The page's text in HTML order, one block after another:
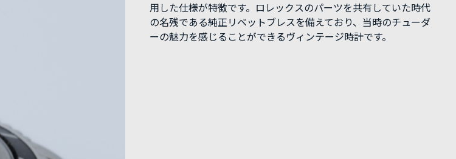
用した仕様が特徴です。ロレックスのパーツを共有していた時代
の名残である純正リベットブレスを備えており、当時のチューダ
ーの魅力を感じることができるヴィンテージ時計です。